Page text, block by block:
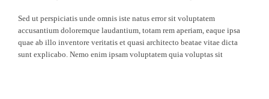
Sed ut perspiciatis unde omnis iste natus error sit voluptatem
accusantium doloremque laudantium, totam rem aperiam, eaque ipsa
quae ab illo inventore veritatis et quasi architecto beatae vitae dicta
sunt explicabo. Nemo enim ipsam voluptatem quia voluptas sit